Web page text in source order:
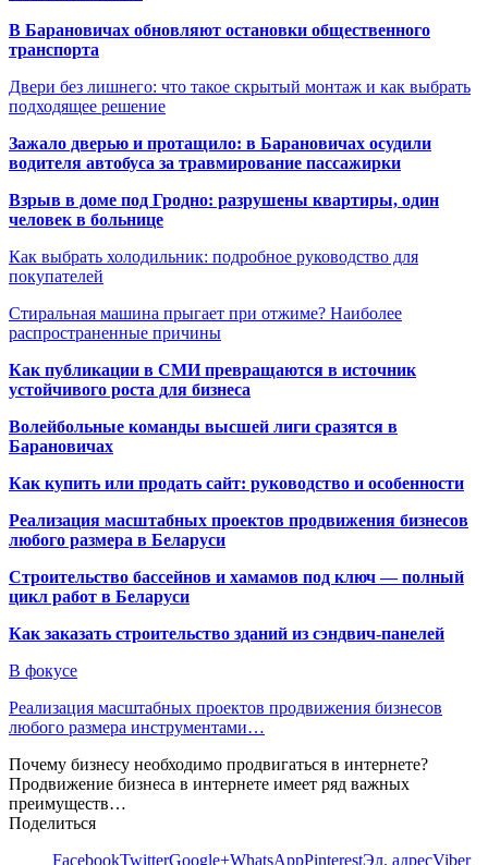
В Барановичах обновляют остановки общественного
транспорта
Двери без лишнего: что такое скрытый монтаж и как выбрать
подходящее решение
Зажало дверью и протащило: в Барановичах осудили
водителя автобуса за травмирование пассажирки
Взрыв в доме под Гродно: разрушены квартиры, один
человек в больнице
Как выбрать холодильник: подробное руководство для
покупателей
Стиральная машина прыгает при отжиме? Наиболее
распространенные причины
Как публикации в СМИ превращаются в источник
устойчивого роста для бизнеса
Волейбольные команды высшей лиги сразятся в
Барановичах
Как купить или продать сайт: руководство и особенности
Реализация масштабных проектов продвижения бизнесов
любого размера в Беларуси
Строительство бассейнов и хамамов под ключ — полный
цикл работ в Беларуси
Как заказать строительство зданий из сэндвич-панелей
В фокусе
Реализация масштабных проектов продвижения бизнесов
любого размера инструментами…
Почему бизнесу необходимо продвигаться в интернете?
Продвижение бизнеса в интернете имеет ряд важных
преимуществ…
Поделиться
FacebookTwitterGoogle+WhatsAppPinterestЭл. адресViber